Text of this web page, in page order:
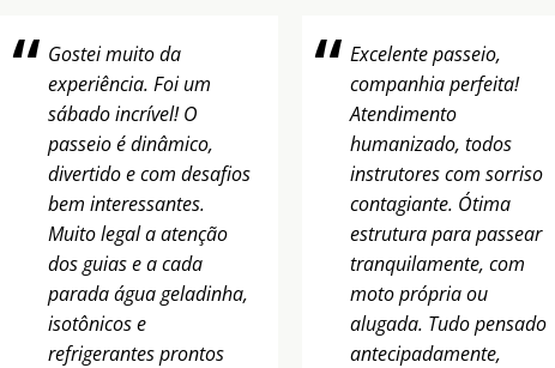
Gostei muito da
experiência. Foi um
sábado incrível! O
passeio é dinâmico,
divertido e com desafios
bem interessantes.
Muito legal a atenção
dos guias e a cada
parada água geladinha,
isotônicos e
refrigerantes prontos
Excelente passeio,
companhia perfeita!
Atendimento
humanizado, todos
instrutores com sorriso
contagiante. Ótima
estrutura para passear
tranquilamente, com
moto própria ou
alugada. Tudo pensado
antecipadamente,